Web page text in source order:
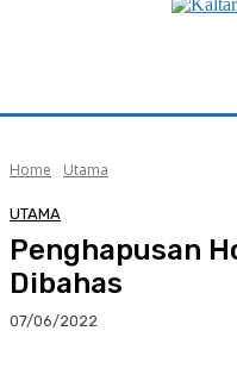
Home Utama
UTAMA
Penghapusan
Dibahas
07/06/2022